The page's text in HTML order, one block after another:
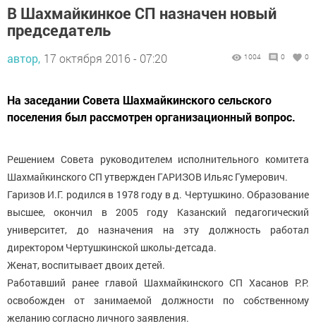
В Шахмайкинкое СП назначен новый
председатель
автор, 17 октября 2016 - 07:20 1004 0 0
На заседании Совета Шахмайкинского сельского
поселения был рассмотрен организационный вопрос.
Решением Совета руководителем исполнительного комитета
Шахмайкинского СП утвержден ГАРИЗОВ Ильяс Гумерович.
Гаризов И.Г. родился в 1978 году в д. Чертушкино. Образование
высшее, окончил в 2005 году Казанский педагогический
университет, до назначения на эту должность работал
директором Чертушкинской школы-детсада.
Женат, воспитывает двоих детей.
Работавший ранее главой Шахмайкинского СП Хасанов Р.Р.
освобожден от занимаемой должности по собственному
желанию согласно личного заявления.